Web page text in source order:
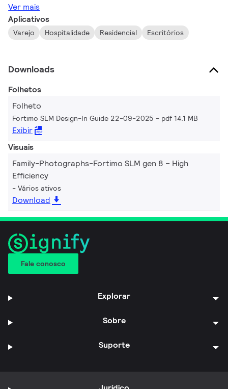
Ver mais
Aplicativos
Varejo Hospitalidade Residencial Escritórios
Downloads
Folhetos
Folheto
Fortimo SLM Design-In Guide 22-09-2025 pdf 14.1 MB
Exibir
Visuais
Family-Photographs-Fortimo SLM gen 8 – High
Efficiency
Vários ativos
Download
Fale conosco
Explorar
Sobre
Suporte